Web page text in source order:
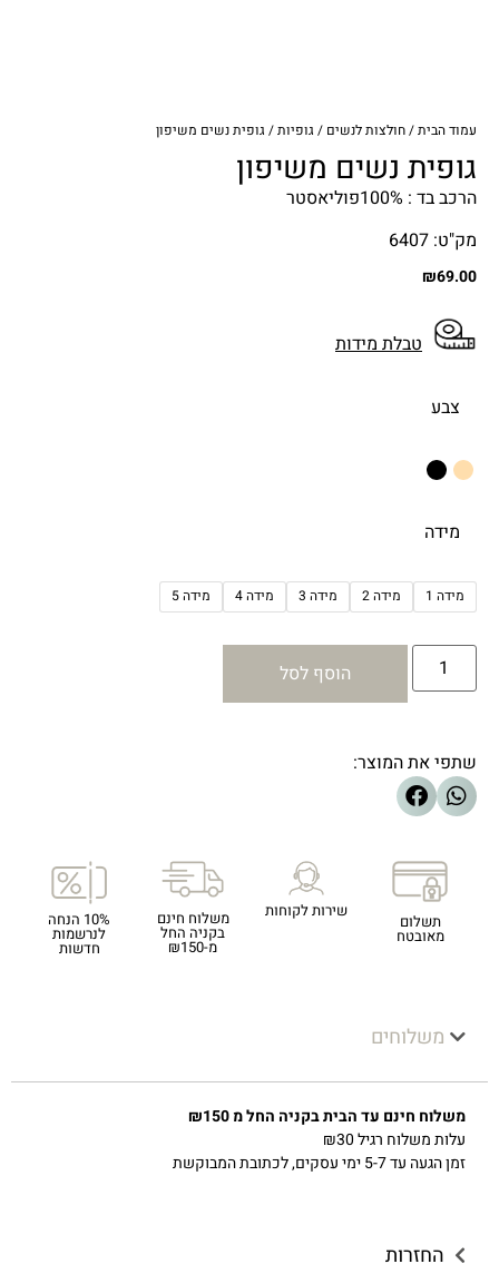
עמוד הבית/חולצות לנשים / גופיות/ גופית נשים משיפון
גופית נשים משיפון
הרכב בד : 100%פוליאסטר
מק"ט: 6407
₪69.00
טבלת מידות
צבע
מידה
מידה 1 מידה 2 מידה 3 מידה 4 מידה 5
הוסף לסל
שתפי את המוצר:
תשלום
מאובטח
שירות לקוחות משלוח חינם
בקניה החל
מ-₪150
10% הנחה
לנרשמות
חדשות
משלוחים
משלוח חינם עד הבית בקניה החל מ ₪150
עלות משלוח רגיל ₪30
זמן הגעה עד 5-7 ימי עסקים, לכתובת המבוקשת
החזרות